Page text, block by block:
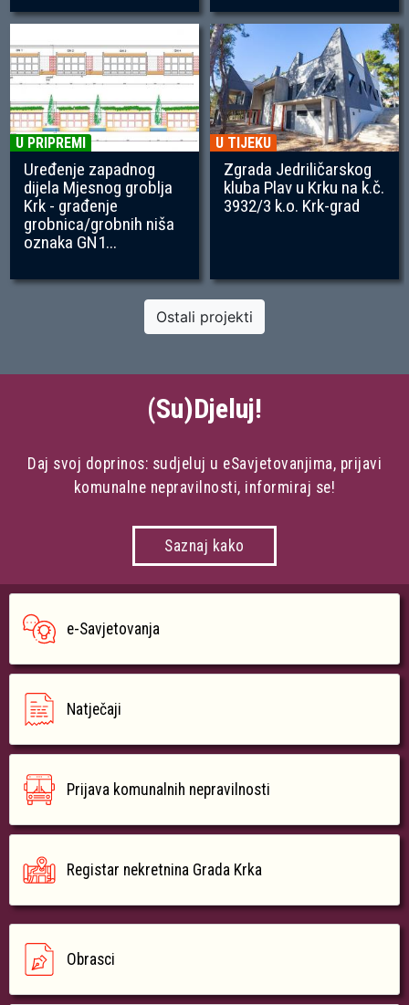
U PRIPREMI
Uređenje zapadnog
dijela Mjesnog groblja
Krk - građenje
grobnica/grobnih niša
oznaka GN1...
U TIJEKU
Zgrada Jedriličarskog
kluba Plav u Krku na k.č.
3932/3 k.o. Krk-grad
Ostali projekti
(Su)Djeluj!
Daj svoj doprinos: sudjeluj u eSavjetovanjima, prijavi
komunalne nepravilnosti, informiraj se!
Saznaj kako
e-Savjetovanja
Natječaji
Prijava komunalnih nepravilnosti
Registar nekretnina Grada Krka
Obrasci